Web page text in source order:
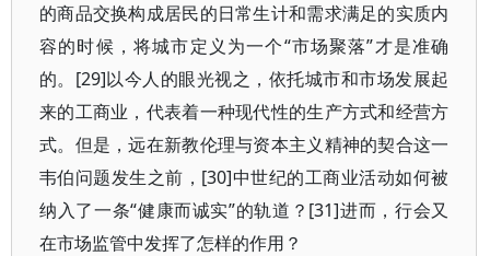
的商品交换构成居民的日常生计和需求满足的实质内
容的时候，将城市定义为一个“市场聚落”才是准确
的。[29]以今人的眼光视之，依托城市和市场发展起
来的工商业，代表着一种现代性的生产方式和经营方
式。但是，远在新教伦理与资本主义精神的契合这一
韦伯问题发生之前，[30]中世纪的工商业活动如何被
纳入了一条“健康而诚实”的轨道？[31]进而，行会又
在市场监管中发挥了怎样的作用？